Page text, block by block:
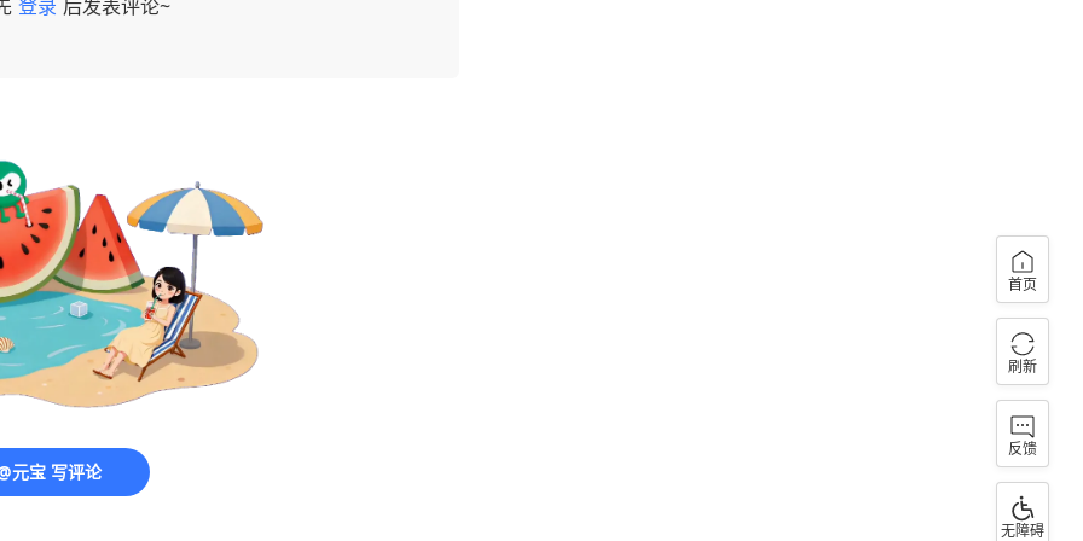
登录 后发表评论~
元宝 写评论
首页
刷新
反馈
无障碍